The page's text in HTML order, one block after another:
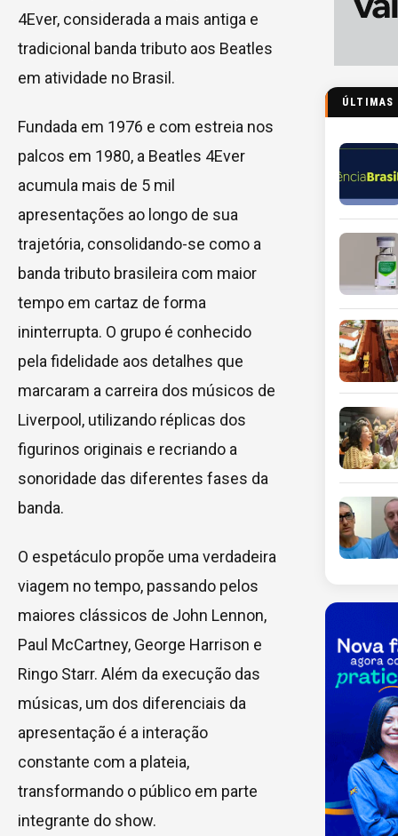
4Ever, considerada a mais antiga e
tradicional banda tributo aos Beatles
em atividade no Brasil.
Fundada em 1976 e com estreia nos
palcos em 1980, a Beatles 4Ever
acumula mais de 5 mil
apresentações ao longo de sua
trajetória, consolidando-se como a
banda tributo brasileira com maior
tempo em cartaz de forma
ininterrupta. O grupo é conhecido
pela fidelidade aos detalhes que
marcaram a carreira dos músicos de
Liverpool, utilizando réplicas dos
figurinos originais e recriando a
sonoridade das diferentes fases da
banda.
O espetáculo propõe uma verdadeira
viagem no tempo, passando pelos
maiores clássicos de John Lennon,
Paul McCartney, George Harrison e
Ringo Starr. Além da execução das
músicas, um dos diferenciais da
apresentação é a interação
constante com a plateia,
transformando o público em parte
integrante do show.